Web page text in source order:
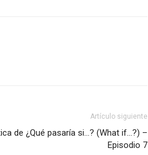
Artículo siguiente
de ¿Qué pasaría si…? (What if…?) –
Episodio 7